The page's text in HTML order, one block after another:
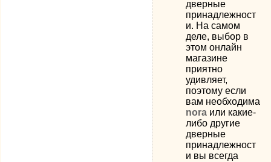
дверные
принадлежност
и. На самом
деле, выбор в
этом онлайн
магазине
приятно
удивляет,
поэтому если
вам необходима
nora или какие-
либо другие
дверные
принадлежност
и вы всегда